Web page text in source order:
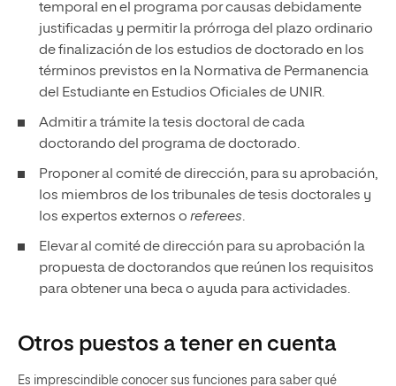
temporal en el programa por causas debidamente
justificadas y permitir la prórroga del plazo ordinario
de finalización de los estudios de doctorado en los
términos previstos en la Normativa de Permanencia
del Estudiante en Estudios Oficiales de UNIR.
Admitir a trámite la tesis doctoral de cada
doctorando del programa de doctorado.
Proponer al comité de dirección, para su aprobación,
los miembros de los tribunales de tesis doctorales y
los expertos externos o referees.
Elevar al comité de dirección para su aprobación la
propuesta de doctorandos que reúnen los requisitos
para obtener una beca o ayuda para actividades.
Otros puestos a tener en cuenta
Es imprescindible conocer sus funciones para saber qué